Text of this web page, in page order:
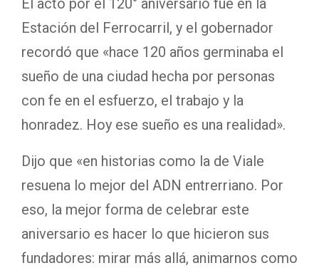
El acto por el 120° aniversario fue en la
Estación del Ferrocarril, y el gobernador
recordó que «hace 120 años germinaba el
sueño de una ciudad hecha por personas
con fe en el esfuerzo, el trabajo y la
honradez. Hoy ese sueño es una realidad».
Dijo que «en historias como la de Viale
resuena lo mejor del ADN entrerriano. Por
eso, la mejor forma de celebrar este
aniversario es hacer lo que hicieron sus
fundadores: mirar más allá, animarnos como